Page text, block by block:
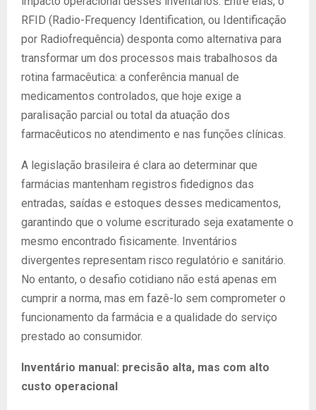
RFID (Radio-Frequency Identification, ou Identificação
por Radiofrequência) desponta como alternativa para
transformar um dos processos mais trabalhosos da
rotina farmacêutica: a conferência manual de
medicamentos controlados, que hoje exige a
paralisação parcial ou total da atuação dos
farmacêuticos no atendimento e nas funções clínicas.
A legislação brasileira é clara ao determinar que
farmácias mantenham registros fidedignos das
entradas, saídas e estoques desses medicamentos,
garantindo que o volume escriturado seja exatamente o
mesmo encontrado fisicamente. Inventários
divergentes representam risco regulatório e sanitário.
No entanto, o desafio cotidiano não está apenas em
cumprir a norma, mas em fazê-lo sem comprometer o
funcionamento da farmácia e a qualidade do serviço
prestado ao consumidor.
Inventário manual: precisão alta, mas com alto
custo operacional